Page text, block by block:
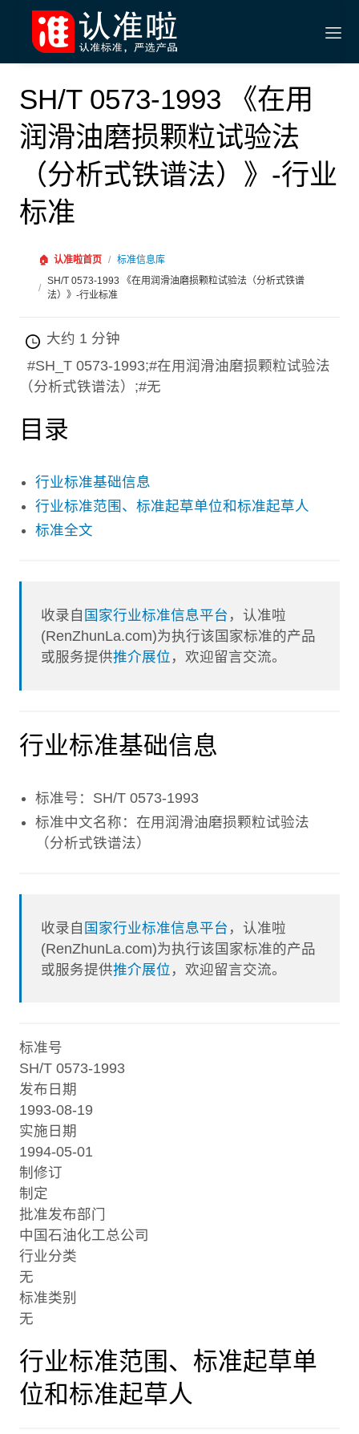
SH/T 0573-1993 《在用
润滑油磨损颗粒试验法
（分析式铁谱法）》-行业
标准
🏠 认准啦首页 / 标准信息库
/
SH/T 0573-1993 《在用润滑油磨损颗粒试验法（分析式铁谱
法）》-行业标准
大约 1 分钟
#SH_T 0573-1993;#在用润滑油磨损颗粒试验法
（分析式铁谱法）;#无
目录
行业标准基础信息
行业标准范围、标准起草单位和标准起草人
标准全文
收录自 国家行业标准信息平台 ，认准啦
(RenZhunLa.com)为执行该国家标准的产品
或服务提供推介展位 ，欢迎留言交流。
行业标准基础信息
标准号：SH/T 0573-1993
标准中文名称：在用润滑油磨损颗粒试验法
（分析式铁谱法）
收录自 国家行业标准信息平台 ，认准啦
(RenZhunLa.com)为执行该国家标准的产品
或服务提供推介展位 ，欢迎留言交流。
标准号
SH/T 0573-1993
发布日期
1993-08-19
实施日期
1994-05-01
制修订
制定
批准发布部门
中国石油化工总公司
行业分类
无
标准类别
无
行业标准范围、标准起草单
位和标准起草人